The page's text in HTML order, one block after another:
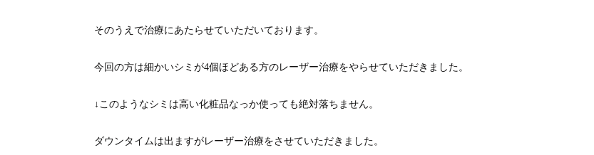
そのうえで治療にあたらせていただいております。
今回の方は細かいシミが4個ほどある方のレーザー治療をやらせていただきました。
↓このようなシミは高い化粧品なっか使っても絶対落ちません。
ダウンタイムは出ますがレーザー治療をさせていただきました。